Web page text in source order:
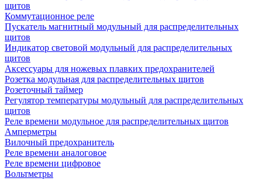
щитов
Коммутационное реле
Пускатель магнитный модульный для распределительных
щитов
Индикатор световой модульный для распределительных
щитов
Аксессуары для ножевых плавких предохранителей
Розетка модульная для распределительных щитов
Розеточный таймер
Регулятор температуры модульный для распределительных
щитов
Реле времени модульное для распределительных щитов
Амперметры
Вилочный предохранитель
Реле времени аналоговое
Реле времени цифровое
Вольтметры